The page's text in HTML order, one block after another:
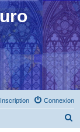
Connexion
Inscription